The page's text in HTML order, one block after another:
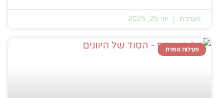
מערכת יוני 25, 2025
פעילות גופנית